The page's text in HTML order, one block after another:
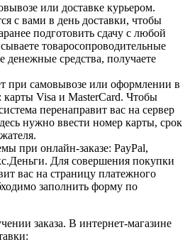
или доставке курьером.
с вами в день доставки, чтобы
подготовить сдачу с любой
товаросопроводительные
денежные средства, получаете
при самовывозе или оформлении в
карты Visa и MasterCard. Чтобы
перенаправит вас на сервер
нужно ввести номер карты, срок
при онлайн-заказе: PayPal,
Для совершения покупки
вас на страницу платежного
заполнить форму по
заказа. В интернет-магазине